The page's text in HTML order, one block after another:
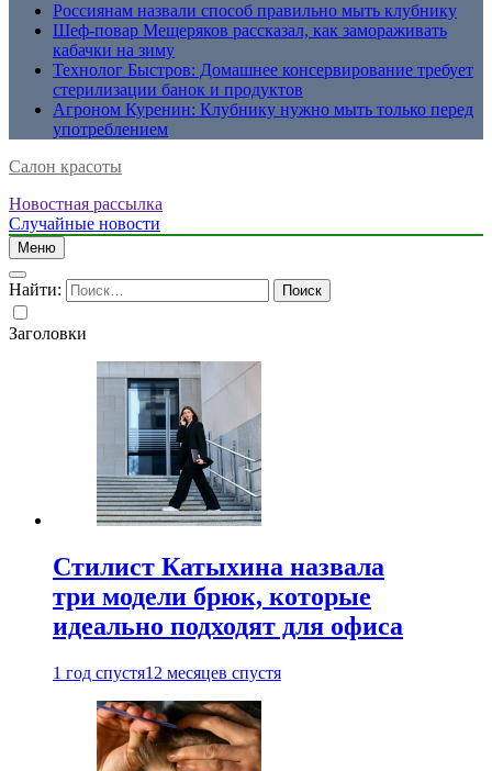
Россиянам назвали способ правильно мыть клубнику
Шеф-повар Мещеряков рассказал, как замораживать
кабачки на зиму
Технолог Быстров: Домашнее консервирование требует
стерилизации банок и продуктов
Агроном Куренин: Клубнику нужно мыть только перед
употреблением
Салон красоты
Новостная рассылка
Случайные новости
Меню
Найти:
Заголовки
Стилист Катыхина назвала
три модели брюк, которые
идеально подходят для офиса
1 год спустя12 месяцев спустя